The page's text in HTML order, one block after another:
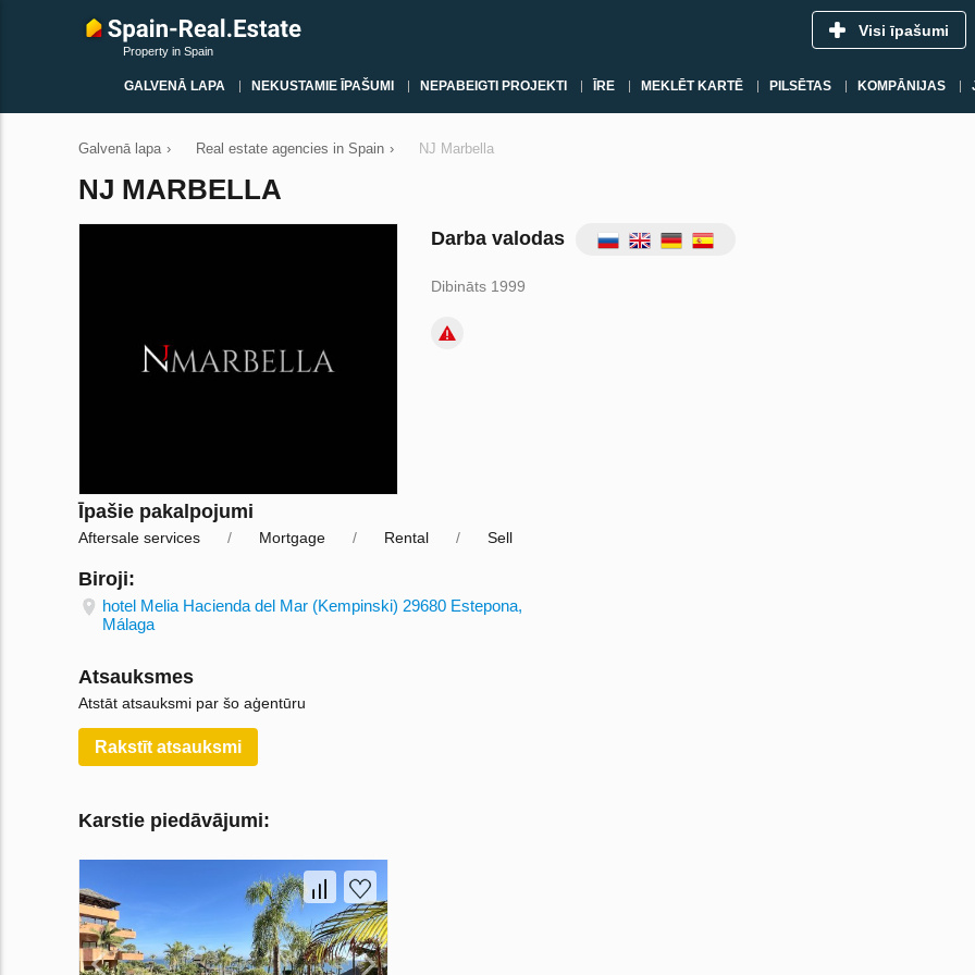
Property in Spain
Visi īpašumi
GALVENĀ LAPA NEKUSTAMIE ĪPAŠUMI NEPABEIGTI PROJEKTI ĪRE MEKLĒT KARTĒ PILSĒTAS KOMPĀNIJAS
Galvenā lapa › Real estate agencies in Spain › NJ Marbella
NJ MARBELLA
Darba valodas
Dibināts 1999
Īpašie pakalpojumi
Aftersale services Mortgage Rental Sell
Biroji:
hotel Melia Hacienda del Mar (Kempinski) 29680 Estepona,
Málaga
Atsauksmes
Atstāt atsauksmi par šo aģentūru
Rakstīt atsauksmi
Karstie piedāvājumi: